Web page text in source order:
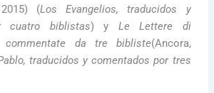
(Los Evangelios, traducidos y
cuatro biblistas) y Le Lettere di
commentate da tre bibliste(Ancora,
traducidos y comentados por tres